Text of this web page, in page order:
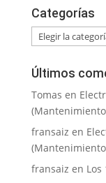
Categorías
Categorías
Últimos
Tomas en
fransaiz en
fransaiz en